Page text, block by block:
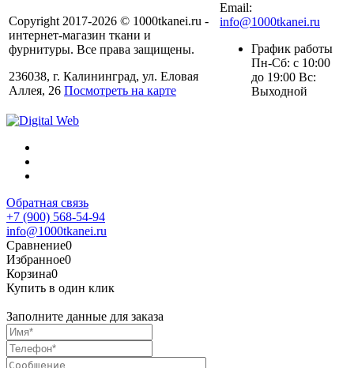
Copyright 2017-2026 © 1000tkanei.ru -
интернет-магазин ткани и
фурнитуры. Все права защищены.
236038, г. Калининград, ул. Еловая
Аллея, 26 Посмотреть на карте
Email:
info@1000tkanei.ru
График работы
Пн-Сб: с 10:00
до 19:00 Вс:
Выходной
Обратная связь
+7 (900) 568-54-94
info@1000tkanei.ru
Сравнение0
Избранное0
Корзина0
Купить в один клик
Заполните данные для заказа